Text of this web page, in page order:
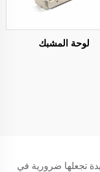
لوحة المشبك
تجعلها ضرورية في